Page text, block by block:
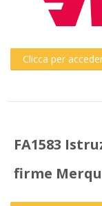
Clicca per
FA1583
firme